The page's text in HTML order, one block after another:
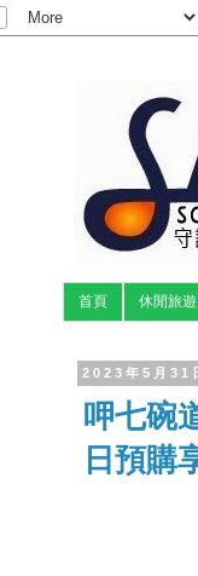
首頁 休閒旅遊
2023年5月31
呷七碗
日預購